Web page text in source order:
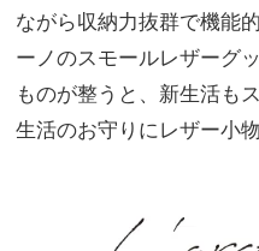
ながら収納力抜群で機能
ーノのスモールレザーグ
ものが整うと、新生活も
生活のお守りにレザー小